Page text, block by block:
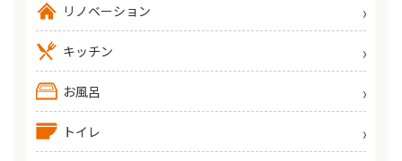
リノベーション
キッチン
お風呂
トイレ